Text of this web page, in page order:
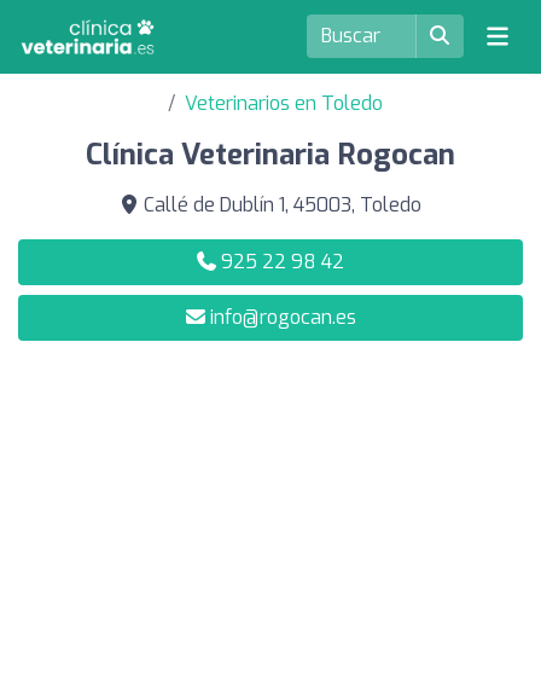
Veterinarios en Toledo
Clínica Veterinaria Rogocan
Callé de Dublín 1, 45003, Toledo
925 22 98 42
info@rogocan.es